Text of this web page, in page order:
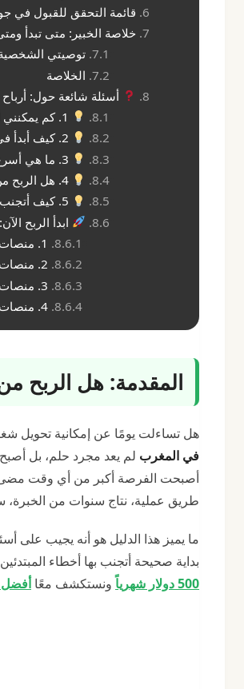
قائمة التحقق للقبول في
خلاصة الخبير: متى تبدأ
توصيتي
الخلاصة
أسئلة شائعة حول:
4. هل الربح من أدسنس حلال أم حرام؟
ابدأ الربح
1. منصات الفيديو والمحتوى
2. منصات العمل الحر
3. منصات التسويق بالعمولة
4. منصات المحتوى الرقمي
المقدمة: هل الربح
هل تساءلت يومًا عن إمكانية تحويل
في المغرب
أصبحت الفرصة أكبر من أي وقت مضى
طريق عملية، نتاج سنوات من
ما يميز هذا الدليل هو أنه يجيب على
بداية صحيحة أتجنب بها أخطاء
500 دولار شهرياً
ونستكشف معًاأفضل